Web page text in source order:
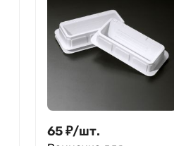
65₽/шт.